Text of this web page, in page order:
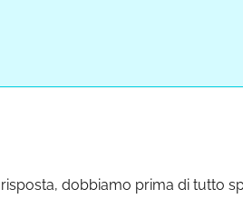
dobbiamo prima di tutto